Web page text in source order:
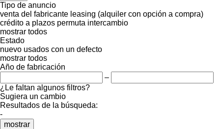
Tipo de anuncio
venta del fabricante leasing (alquiler con opción a compra)
crédito a plazos permuta intercambio
mostrar todos
Estado
nuevo usados con un defecto
mostrar todos
Año de fabricación
–
¿Le faltan algunos filtros?
Sugiera un cambio
Resultados de la búsqueda:
-
mostrar